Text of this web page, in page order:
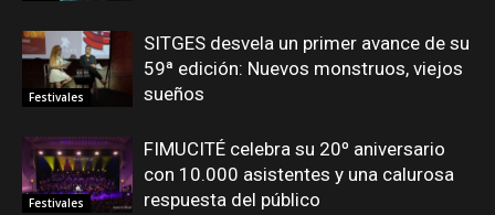
Festivales
SITGES desvela un primer avance de su
59ª edición: Nuevos monstruos, viejos
sueños
Festivales
FIMUCITÉ celebra su 20º aniversario
con 10.000 asistentes y una calurosa
respuesta del público